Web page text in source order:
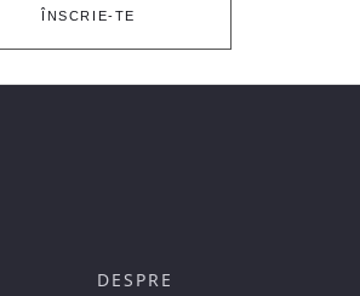
ÎNSCRIE-TE
DESPRE